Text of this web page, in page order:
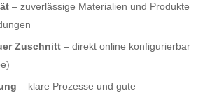
– zuverlässige Materialien und Produkte
Zuschnitt – direkt online konfigurierbar
– klare Prozesse und gute